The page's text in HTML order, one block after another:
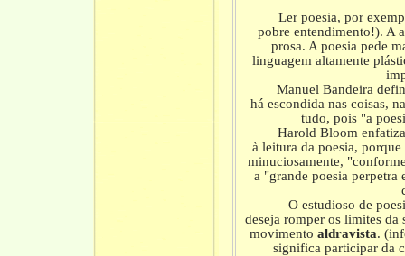
Ler poesia, por
pobre entendimento!). A
prosa. A poesia pede
linguagem altamente
Manuel Bandeira definiu
há escondida nas coisas,
tudo, pois "a
Harold Bloom enfatiza o
à leitura da poesia,
minuciosamente,
a "grande poesia perpetra
O estudioso de poesia
deseja romper os limites
movimento aldravista.
significa participar da